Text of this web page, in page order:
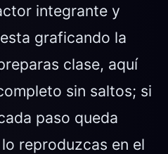
integrante y
graficando la
clase, aquí
sin saltos; si
paso queda
reproduzcas en el